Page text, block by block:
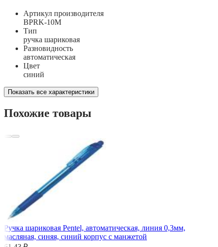
Артикул производителя
BPRK-10M
Тип
ручка шариковая
Разновидность
автоматическая
Цвет
синий
Показать все характеристики
Похожие товары
Ручка шариковая Pentel, автоматическая, линия 0,3мм,
масляная, синяя, синий корпус с манжетой